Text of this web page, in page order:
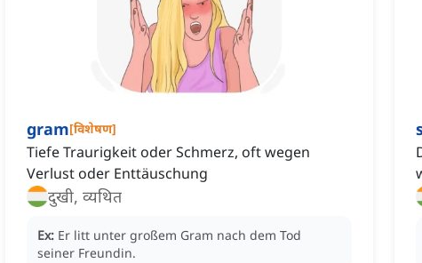
gram[विशेषण]
Tiefe Traurigkeit oder Schmerz, oft wegen
Verlust oder Enttäuschung
दुखी, व्यथित
Ex: Er litt unter großem Gram nach dem Tod
seiner Freundin.